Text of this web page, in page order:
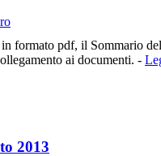
formato pdf, il Sommario
ai documenti. -
2013